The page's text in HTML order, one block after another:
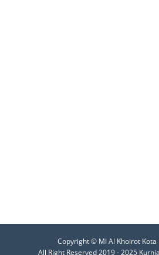
Copyright © MI Al Khoirot
All Right Reserved 2019 - 2025